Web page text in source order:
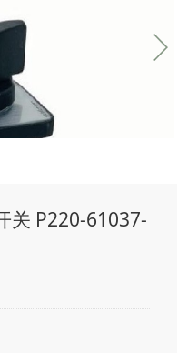
关 P220-61037-